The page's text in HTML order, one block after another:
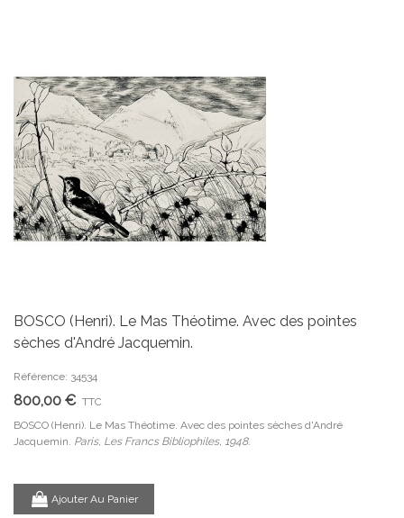
BOSCO (Henri). Le Mas Théotime. Avec des pointes
sèches d'André Jacquemin.
Référence: 34534
800,00 € TTC
BOSCO (Henri). Le Mas Théotime. Avec des pointes sèches d'André
Jacquemin. Paris, Les Francs Bibliophiles, 1948.
Ajouter Au Panier